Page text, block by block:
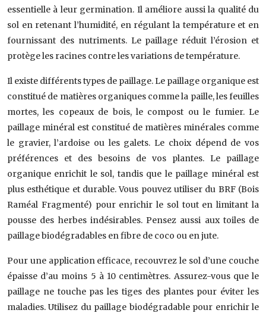
essentielle à leur germination. Il améliore aussi la qualité du
sol en retenant l’humidité, en régulant la température et en
fournissant des nutriments. Le paillage réduit l’érosion et
protège les racines contre les variations de température.
Il existe différents types de paillage. Le paillage organique est
constitué de matières organiques comme la paille, les feuilles
mortes, les copeaux de bois, le compost ou le fumier. Le
paillage minéral est constitué de matières minérales comme
le gravier, l’ardoise ou les galets. Le choix dépend de vos
préférences et des besoins de vos plantes. Le paillage
organique enrichit le sol, tandis que le paillage minéral est
plus esthétique et durable. Vous pouvez utiliser du BRF (Bois
Raméal Fragmenté) pour enrichir le sol tout en limitant la
pousse des herbes indésirables. Pensez aussi aux toiles de
paillage biodégradables en fibre de coco ou en jute.
Pour une application efficace, recouvrez le sol d’une couche
épaisse d’au moins 5 à 10 centimètres. Assurez-vous que le
paillage ne touche pas les tiges des plantes pour éviter les
maladies. Utilisez du paillage biodégradable pour enrichir le